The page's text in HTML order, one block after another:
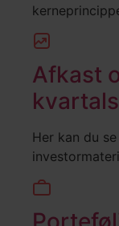
Afkast
Her kan du